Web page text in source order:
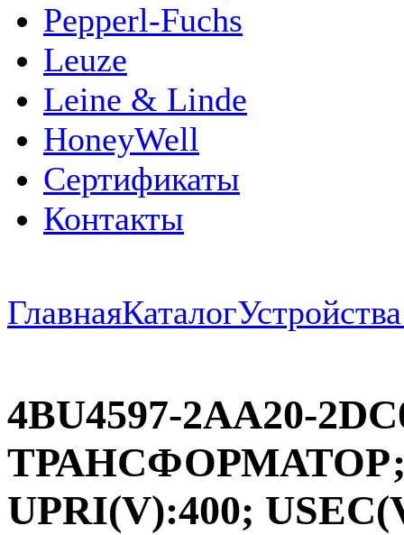
Pepperl-Fuchs
Leuze
Leine & Linde
HoneyWell
Сертификаты
Контакты
ГлавнаяКаталог
4BU4597-2AA20-
UPRI(V):400;